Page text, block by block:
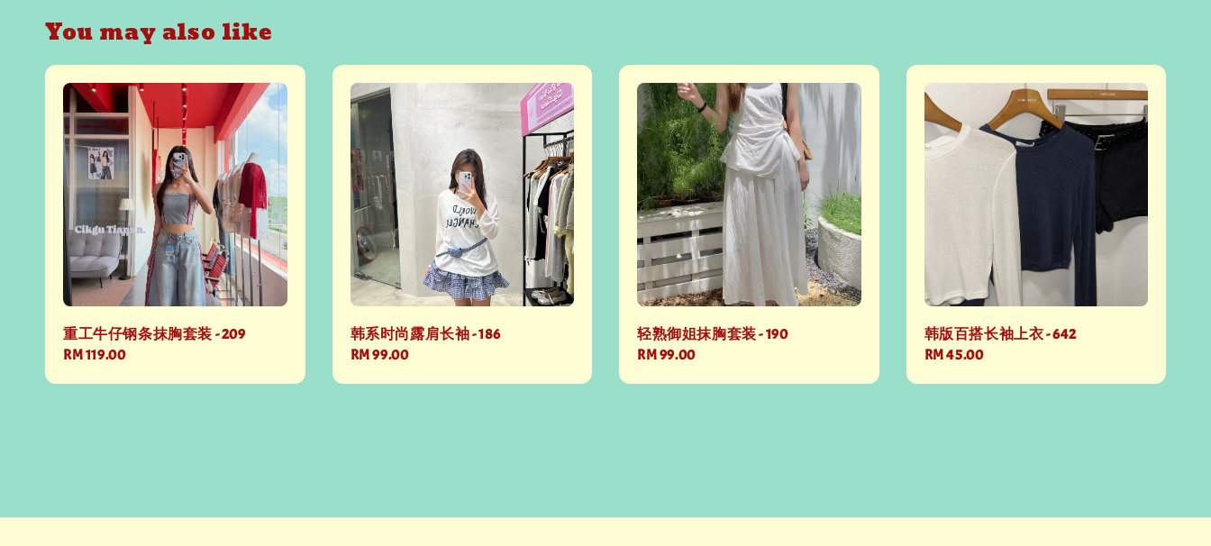
You may also like
重工牛仔钢条抹胸套装 - 209
Regular
RM 119.00
韩系时尚露肩长袖 - 186
Regular
RM 99.00
轻熟御姐抹胸套装 - 190
Regular
RM 99.00
韩版百搭长袖上衣 - 642
Regular
RM 45.00